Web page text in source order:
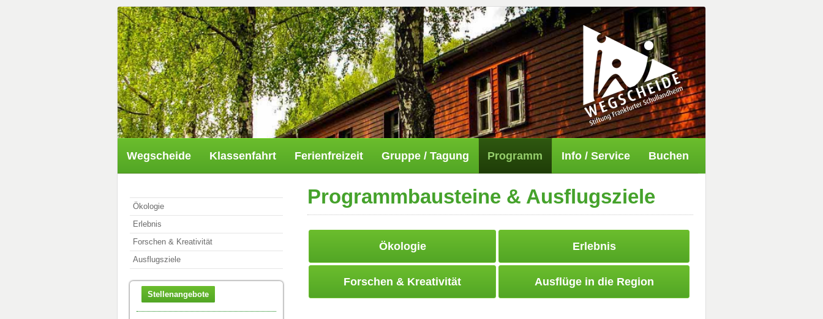
Wegscheide Klassenfahrt Ferienfreizeit Gruppe / Tagung Programm Info / Service Buchen
Ökologie
Erlebnis
Forschen & Kreativität
Ausflugsziele
Stellenangebote
Programmbausteine & Ausflugsziele
Ökologie Erlebnis
Forschen & Kreativität Ausflüge in die Region